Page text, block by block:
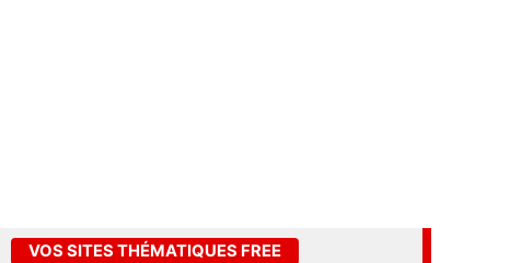
VOS SITES THÉMATIQUES FREE